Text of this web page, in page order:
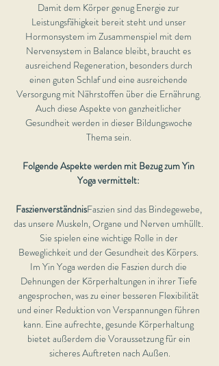
Damit dem Körper genug Energie zur
Leistungsfähigkeit bereit steht und unser
Hormonsystem im Zusammenspiel mit dem
Nervensystem in Balance bleibt, braucht es
ausreichend Regeneration, besonders durch
einen guten Schlaf und eine ausreichende
Versorgung mit Nährstoffen über die Ernährung.
Auch diese Aspekte von ganzheitlicher
Gesundheit werden in dieser Bildungswoche
Thema sein.
Folgende Aspekte werden mit Bezug zum Yin
Yoga vermittelt:
FaszienverständnisFaszien sind das Bindegewebe,
das unsere Muskeln, Organe und Nerven umhüllt.
Sie spielen eine wichtige Rolle in der
Beweglichkeit und der Gesundheit des Körpers.
Im Yin Yoga werden die Faszien durch die
Dehnungen der Körperhaltungen in ihrer Tiefe
angesprochen, was zu einer besseren Flexibilität
und einer Reduktion von Verspannungen führen
kann. Eine aufrechte, gesunde Körperhaltung
bietet außerdem die Voraussetzung für ein
sicheres Auftreten nach Außen.